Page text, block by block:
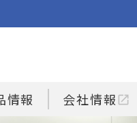
情報 会社情報 open_in_new